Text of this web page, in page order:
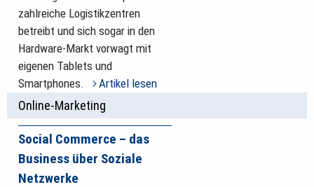
zahlreiche Logistikzentren
betreibt und sich sogar in den
Hardware-Markt vorwagt mit
eigenen Tablets und
Smartphones.
Artikel lesen
Online-Marketing
Social Commerce – das
Business über Soziale
Netzwerke